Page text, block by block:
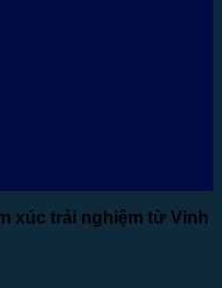
xúc trải nghiệm từ Vinh